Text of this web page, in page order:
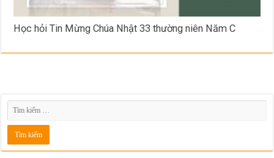
Học hỏi Tin Mừng Chúa Nhật 33 thường niên Năm C